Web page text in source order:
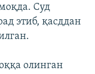
Суд
этиб, қасддан
олинган